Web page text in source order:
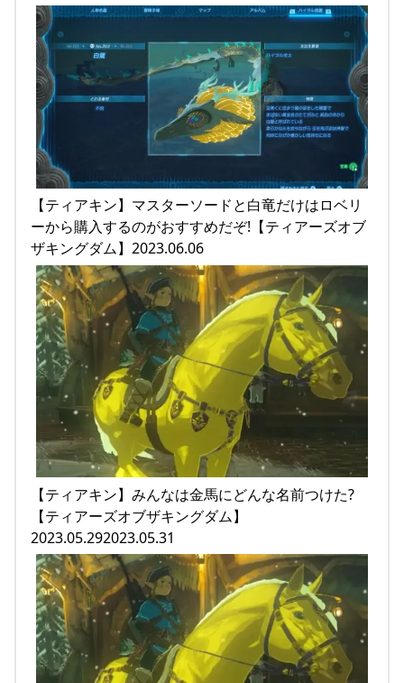
【ティアキン】マスターソードと白竜だけはロベリ
ーから購入するのがおすすめだぞ!【ティアーズオブ
ザキングダム】2023.06.06
【ティアキン】みんなは金馬にどんな名前つけた?
【ティアーズオブザキングダム】
2023.05.292023.05.31